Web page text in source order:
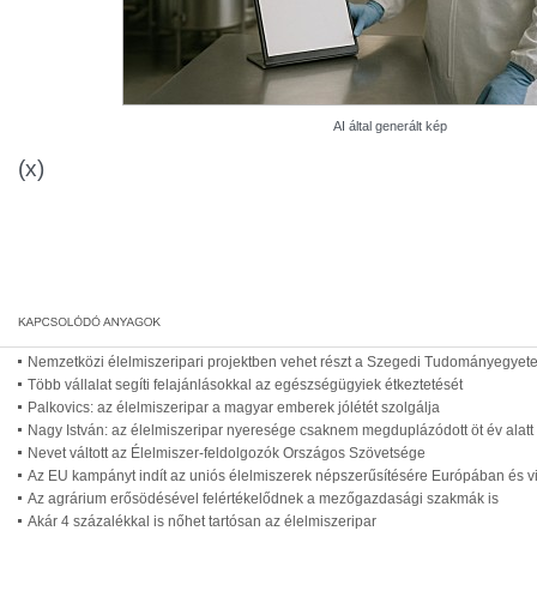
AI által generált kép
(x)
Nemzetközi élelmiszeripari projektben vehet részt a Szegedi
Több vállalat segíti felajánlásokkal az egészségügyiek étkeztetését
Palkovics: az élelmiszeripar a magyar emberek jólétét szolgálja
Nagy István: az élelmiszeripar nyeresége csaknem megduplázódott öt év alatt
Nevet váltott az Élelmiszer-feldolgozók Országos Szövetsége
Az EU kampányt indít az uniós élelmiszerek népszerűsítésére Európában és
Az agrárium erősödésével felértékelődnek a mezőgazdasági szakmák is
Akár 4 százalékkal is nőhet tartósan az élelmiszeripar